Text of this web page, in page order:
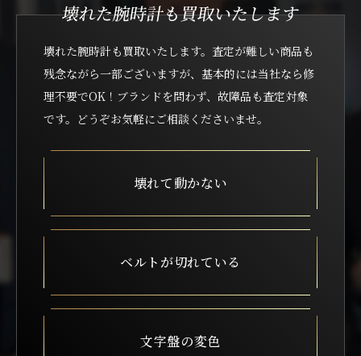
壊れた腕時計も買取いたします
壊れた腕時計も買取いたします。査定が難しい商品も
残念ながら一部ございますが、 基本的には当社なら修
理不要でOK！ブランドを問わず、故障品も査定対象
です。どうぞお気軽にご相談くださいませ。
壊れて動かない
ベルトが切れている
文字盤の変色